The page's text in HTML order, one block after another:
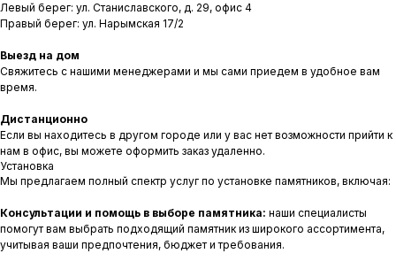
Левый берег: ул. Станиславского, д. 29, офис 4
Правый берег: ул. Нарымская 17/2
Выезд на дом
Свяжитесь с нашими менеджерами и мы сами приедем в удобное вам
время.
Дистанционно
Если вы находитесь в другом городе или у вас нет возможности прийти к
нам в офис, вы можете оформить заказ удаленно.
Установка
Мы предлагаем полный спектр услуг по установке памятников, включая:
Консультации и помощь в выборе памятника: наши специалисты
помогут вам выбрать подходящий памятник из широкого ассортимента,
учитывая ваши предпочтения, бюджет и требования.